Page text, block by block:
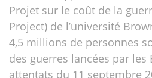
Projet sur le coût de la
Project) de l’université
4,5 millions de personnes
des guerres lancées par les
attentats du 11 septembre